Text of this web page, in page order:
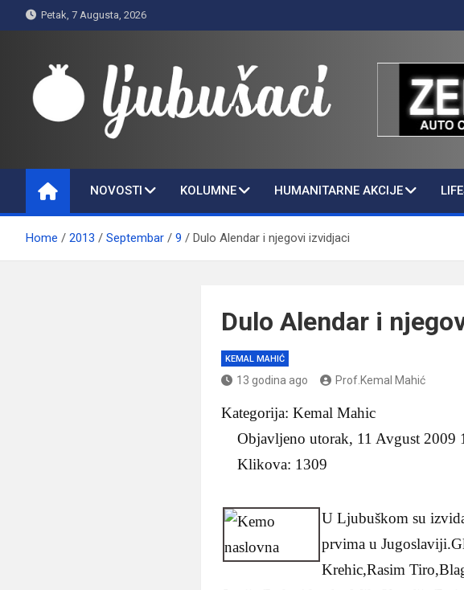
to
Petak, 7 Augusta, 2026
Ljubušaci
NOVOSTI KOLUMNE HUMANITARNE AKCIJE
Home 2013 Septembar 9 Dulo Alendar i njegovi izvidjaci
Dulo Alendar i
KEMAL MAHIĆ
13 godina ago Prof.Kemal Mahić
Kategorija: Kemal Mahic
Objavljeno utorak, 11 Avgust 2009
Klikova: 1309
U Ljubuškom su
prvima u
Krehic,Rasim